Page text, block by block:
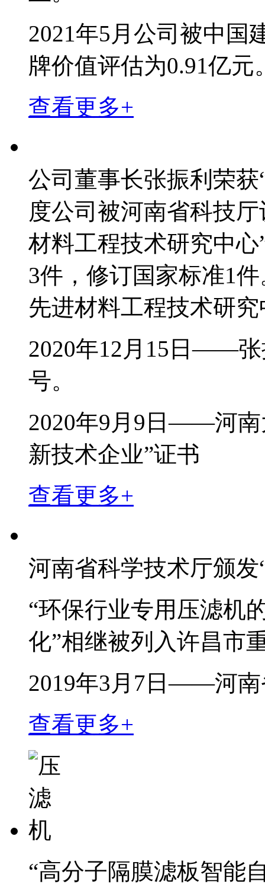
2021年5月公司被中国
牌价值评估为0.91亿元
查看更多+
公司董事长张振利荣
度公司被河南省科技
材料工程技术研究中
3件，修订国家标准1
先进材料工程技术研究
2020年12月15日——张
号。
2020年9月9日——河南
新技术企业”证书
查看更多+
河南省科学技术厅颁
“环保行业专用压滤机
化”相继被列入许昌市
2019年3月7日——河南
查看更多+
“高分子隔膜滤板智能